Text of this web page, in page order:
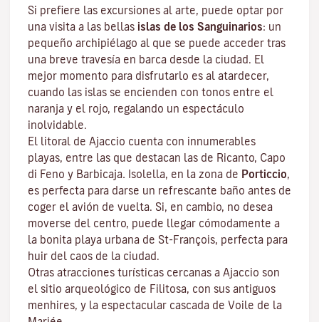
Si prefiere las excursiones al arte, puede optar por
una visita a las bellas islas de los Sanguinarios: un
pequeño archipiélago al que se puede acceder tras
una breve travesía en barca desde la ciudad. El
mejor momento para disfrutarlo es al atardecer,
cuando las islas se encienden con tonos entre el
naranja y el rojo, regalando un espectáculo
inolvidable.
El litoral de Ajaccio cuenta con innumerables
playas, entre las que destacan las de Ricanto, Capo
di Feno y Barbicaja. Isolella, en la zona de Porticcio,
es perfecta para darse un refrescante baño antes de
coger el avión de vuelta. Si, en cambio, no desea
moverse del centro, puede llegar cómodamente a
la bonita playa urbana de St-François, perfecta para
huir del caos de la ciudad.
Otras atracciones turísticas cercanas a Ajaccio son
el sitio arqueológico de Filitosa, con sus antiguos
menhires, y la espectacular cascada de Voile de la